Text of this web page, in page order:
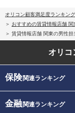
オリコン顧客満足度ランキング
おすすめの賃貸情報店舗 関
賃貸情報店舗 関東の男性
オリコ
保険関連ランキング
金融関連ランキング